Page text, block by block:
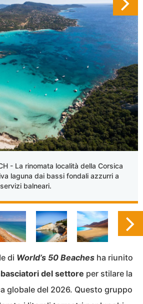
- La rinomata località della Corsica
laguna dai bassi fondali azzurri a
balneari.
di World’s 50 Beaches ha riunito
del settore per stilare la
globale del 2026. Questo gruppo